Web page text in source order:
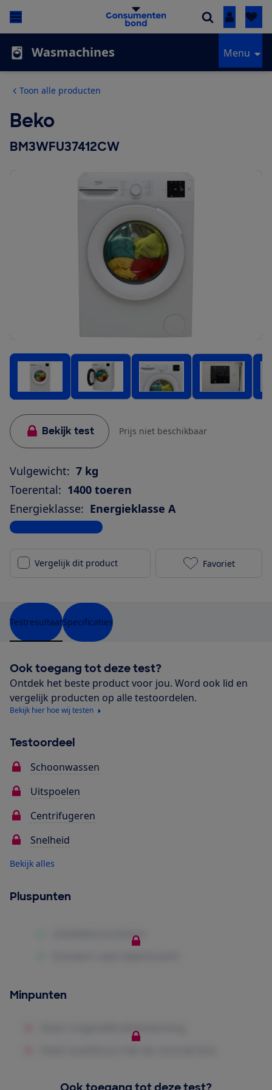
Inloggen
Wasmachines Menu
Toon alle producten
Beko
BM3WFU37412CW
Bekijk test Prijs niet beschikbaar
Vulgewicht: 7 kg
Toerental: 1400 toeren
Energieklasse: Energieklasse A
Bekijk alle specificaties
Vergelijk dit product Beko
Favoriet
TestresultaatSpecificaties
Ook toegang tot deze test?
Ontdek het beste product voor jou. Word ook lid en
vergelijk producten op alle testoordelen.
Bekijk hier hoe wij testen
Testoordeel
Schoonwassen
Uitspoelen
Centrifugeren
Snelheid
Bekijk alles
Pluspunten
Minpunten